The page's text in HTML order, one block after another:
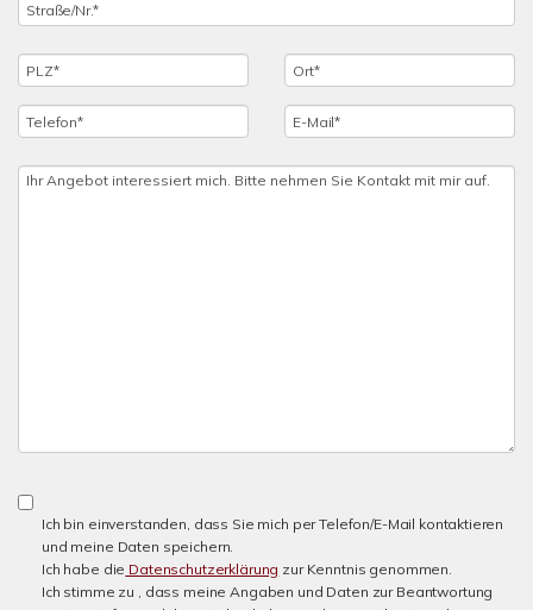
Ich bin einverstanden, dass Sie mich per Telefon/E-Mail kontaktieren
und meine Daten speichern.
Ich habe die Datenschutzerklärung zur Kenntnis genommen.
Ich stimme zu , dass meine Angaben und Daten zur Beantwortung